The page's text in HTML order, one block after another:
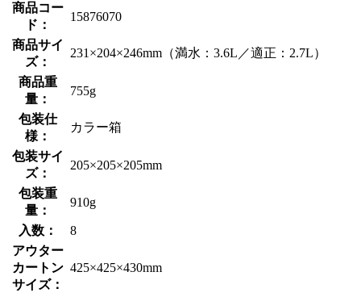
商品コー
ド：
15876070
商品サイ
ズ：
231×204×246mm（満水：3.6L／適正：2.7L）
商品重
量：
755g
包装仕
様：
カラー箱
包装サイ
ズ：
205×205×205mm
包装重
量：
910g
入数：
8
アウター
カートン
サイズ：
425×425×430mm